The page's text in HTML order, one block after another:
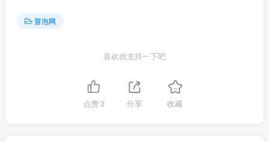
冒泡网
喜欢就支持一下吧
点赞3 分享 收藏